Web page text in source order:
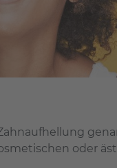
oder